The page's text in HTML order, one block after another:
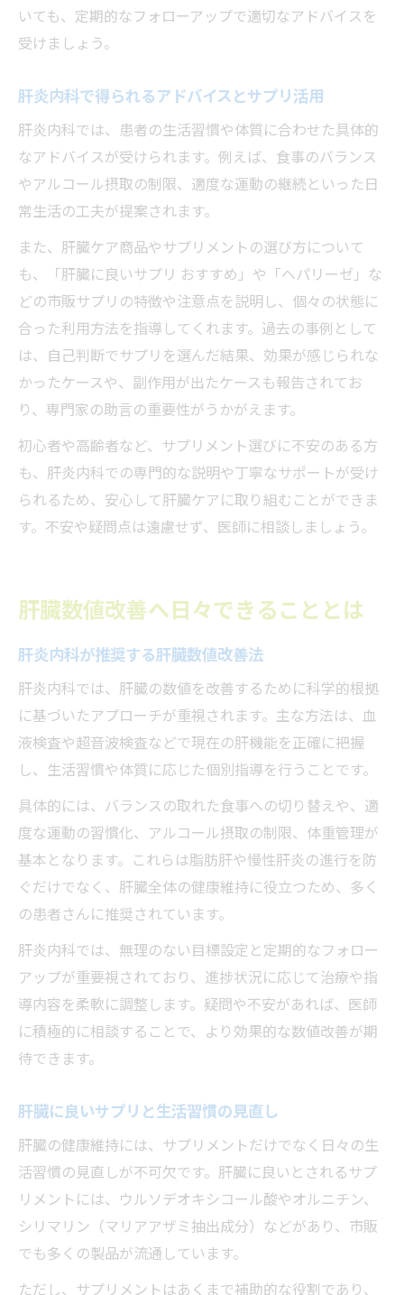
いても、定期的なフォローアップで適切なアドバイスを
受けましょう。
肝炎内科で得られるアドバイスとサプリ活用
肝炎内科では、患者の生活習慣や体質に合わせた具体的
なアドバイスが受けられます。例えば、食事のバランス
やアルコール摂取の制限、適度な運動の継続といった日
常生活の工夫が提案されます。
また、肝臓ケア商品やサプリメントの選び方について
も、「肝臓に良いサプリ おすすめ」や「ヘパリーゼ」な
どの市販サプリの特徴や注意点を説明し、個々の状態に
合った利用方法を指導してくれます。過去の事例として
は、自己判断でサプリを選んだ結果、効果が感じられな
かったケースや、副作用が出たケースも報告されてお
り、専門家の助言の重要性がうかがえます。
初心者や高齢者など、サプリメント選びに不安のある方
も、肝炎内科での専門的な説明や丁寧なサポートが受け
られるため、安心して肝臓ケアに取り組むことができま
す。不安や疑問点は遠慮せず、医師に相談しましょう。
肝臓数値改善へ日々できることとは
肝炎内科が推奨する肝臓数値改善法
肝炎内科では、肝臓の数値を改善するために科学的根拠
に基づいたアプローチが重視されます。主な方法は、血
液検査や超音波検査などで現在の肝機能を正確に把握
し、生活習慣や体質に応じた個別指導を行うことです。
具体的には、バランスの取れた食事への切り替えや、適
度な運動の習慣化、アルコール摂取の制限、体重管理が
基本となります。これらは脂肪肝や慢性肝炎の進行を防
ぐだけでなく、肝臓全体の健康維持に役立つため、多く
の患者さんに推奨されています。
肝炎内科では、無理のない目標設定と定期的なフォロー
アップが重要視されており、進捗状況に応じて治療や指
導内容を柔軟に調整します。疑問や不安があれば、医師
に積極的に相談することで、より効果的な数値改善が期
待できます。
肝臓に良いサプリと生活習慣の見直し
肝臓の健康維持には、サプリメントだけでなく日々の生
活習慣の見直しが不可欠です。肝臓に良いとされるサプ
リメントには、ウルソデオキシコール酸やオルニチン、
シリマリン（マリアアザミ抽出成分）などがあり、市販
でも多くの製品が流通しています。
ただし、サプリメントはあくまで補助的な役割であり、